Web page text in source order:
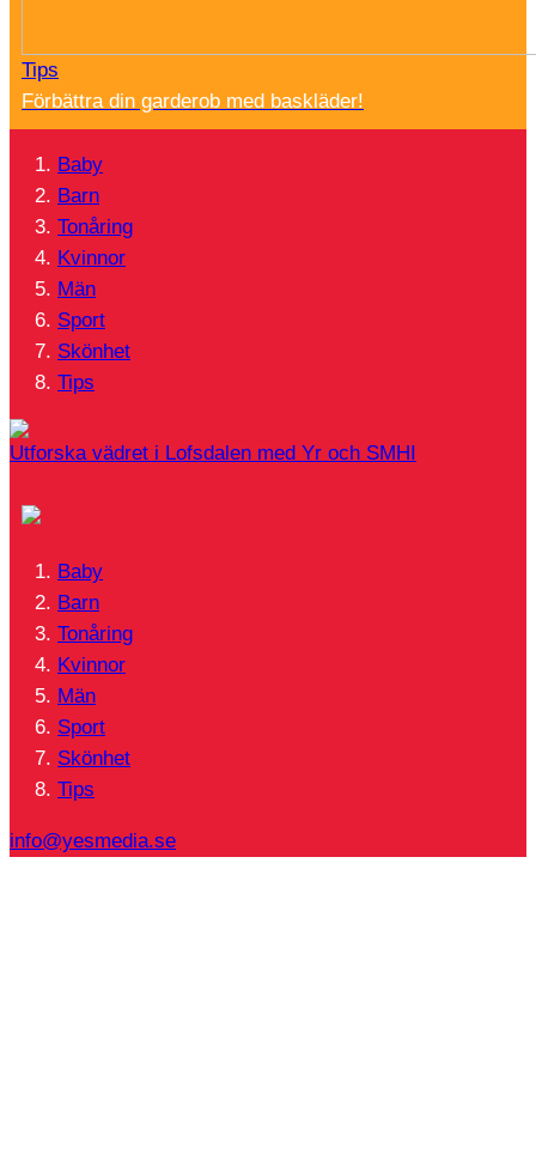
Tips
Förbättra din garderob med baskläder!
Baby
Barn
Tonåring
Kvinnor
Män
Sport
Skönhet
Tips
Utforska vädret i Lofsdalen med Yr och SMHI
Baby
Barn
Tonåring
Kvinnor
Män
Sport
Skönhet
Tips
info@yesmedia.se